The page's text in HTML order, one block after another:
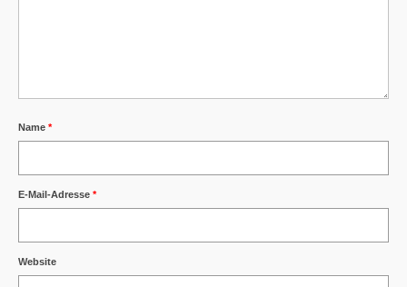
Name *
E-Mail-Adresse *
Website